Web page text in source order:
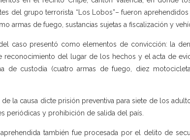
del grupo terrorista “Los Lobos”– fueron aprehendidos
armas de fuego, sustancias sujetas a fiscalización y
caso presentó como elementos de convicción: la
reconocimiento del lugar de los hechos y el acta de
de custodia (cuatro armas de fuego, diez
la causa dicte prisión preventiva para siete de los
periódicas y prohibición de salida del país.
también fue procesada por el delito de